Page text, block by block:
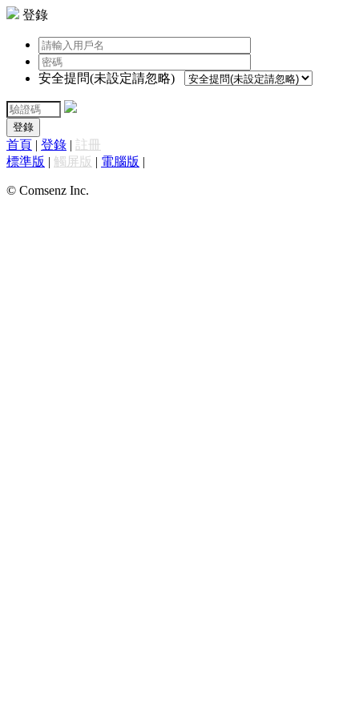
登錄
安全提問(未設定請忽略)
登錄
首頁 | 登錄 | 註冊
標準版 | 觸屏版 | 電腦版 |
© Comsenz Inc.